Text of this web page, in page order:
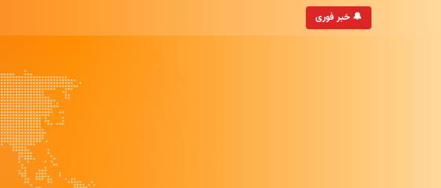
🔔 خبر فوری
• به‌روزترین خبرگزاری ایرانی